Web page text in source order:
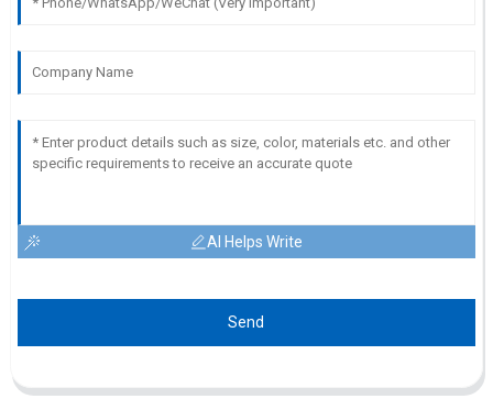
AI Helps Write
Send